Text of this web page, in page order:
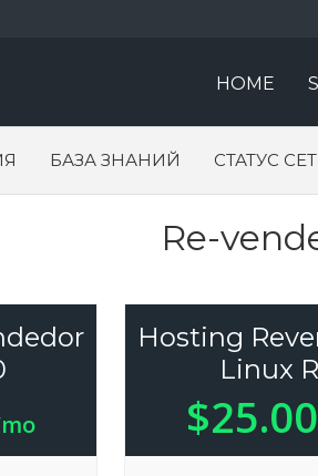
HOME
БАЗА ЗНАНИЙ СТАТУС
Re-
Hosting
Linux
$25.00